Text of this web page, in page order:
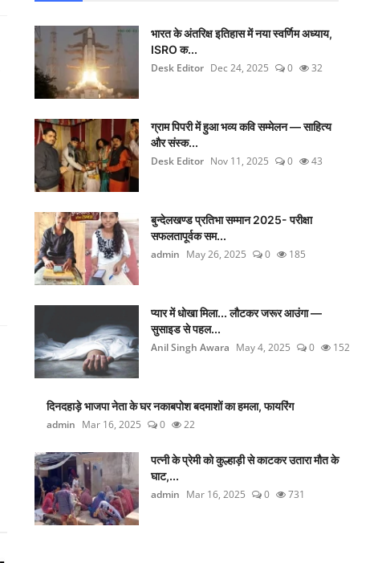
भारत के अंतरिक्ष इतिहास में नया स्वर्णिम अध्याय,
ISRO क...
Desk Editor Dec 24, 2025 0 32
ग्राम पिपरी में हुआ भव्य कवि सम्मेलन — साहित्य
और संस्क...
Desk Editor Nov 11, 2025 0 43
बुन्देलखण्ड प्रतिभा सम्मान 2025- परीक्षा
सफलतापूर्वक सम...
admin May 26, 2025 0 185
प्यार में धोखा मिला... लौटकर जरूर आउंगा —
सुसाइड से पहल...
Anil Singh Awara May 4, 2025 0 152
दिनदहाड़े भाजपा नेता के घर नकाबपोश बदमाशों का हमला, फायरिंग
admin Mar 16, 2025 0 22
पत्नी के प्रेमी को कुल्हाड़ी से काटकर उतारा मौत के
घाट,...
admin Mar 16, 2025 0 731